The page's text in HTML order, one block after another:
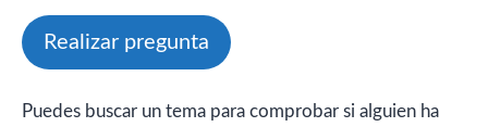
Realizar pregunta
Puedes buscar un tema para comprobar si alguien ha